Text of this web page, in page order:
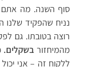
סוף השנה. מה אתם
נניח שהפקיד שלנו
רוצה בטובתו. גם
מהמיחזור בשקלים.